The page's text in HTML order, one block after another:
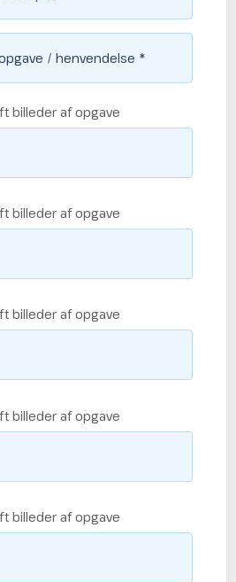
billeder af opgave
billeder af opgave
billeder af opgave
billeder af opgave
billeder af opgave